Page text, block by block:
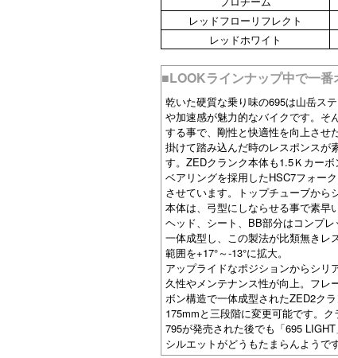
レッドフローリフレクト
レッドホワイト
■LOOKラインナップ中で一番
乾いた硬質な乗り味の695は山岳ス
や加速感が魅力的なバイクです。そ
する事で、剛性と快適性を向上さ
掛けて踏み込んだ時のレスポンスが
す。ZEDクランク本体も1.5Ｋカー
ベアリングを採用したHSC7フォー
させています。トップチューブから
本体は、弓型にしならせる事で素早
ヘッド、シート、BB部分はコンプ
一体成型し、この製法が比類無きレ
範囲を+17°～-13°に拡大。
アップライドなポジションからシリ
久性やメンテナンス性が向上。フレ
ボン構造で一体成型されたZED2ク
175mmと三段階に変更可能です。ク
795が発売された後でも「695
シルエットがどうもたまらんようです